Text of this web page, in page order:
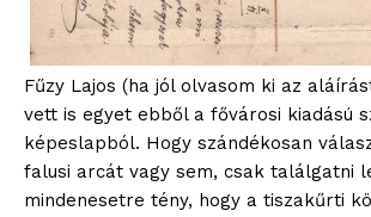
Fűzy Lajos (ha jól olvasom ki az
vett is egyet ebből a fővárosi kiadású
képeslapból. Hogy szándékosan
falusi arcát vagy sem, csak találgatni
mindenesetre tény, hogy a tiszakűrti